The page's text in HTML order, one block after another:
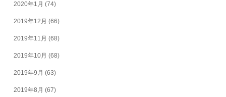
2020年1月 (74)
2019年12月 (66)
2019年11月 (68)
2019年10月 (68)
2019年9月 (63)
2019年8月 (67)